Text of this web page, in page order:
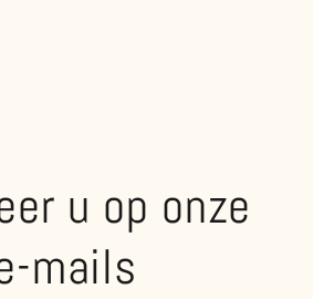
u op onze
mails